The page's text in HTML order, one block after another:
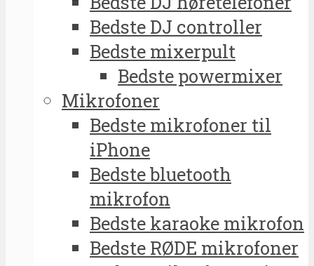
Bedste DJ controller
Bedste mixerpult
Bedste powermixer
Mikrofoner
Bedste mikrofoner til
iPhone
Bedste bluetooth
mikrofon
Bedste karaoke mikrofon
Bedste RØDE mikrofoner